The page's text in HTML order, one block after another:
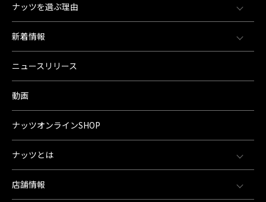
ナッツを選ぶ理由
新着情報
ニュースリリース
動画
ナッツオンラインSHOP
ナッツとは
店舗情報